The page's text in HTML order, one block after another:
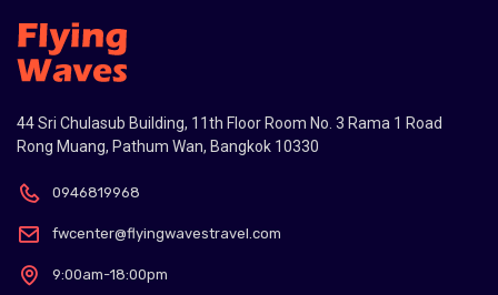
44 Sri Chulasub Building, 11th Floor Room No. 3 Rama 1 Road
Rong Muang, Pathum Wan, Bangkok 10330
0946819968
fwcenter@flyingwavestravel.com
9:00am-18:00pm